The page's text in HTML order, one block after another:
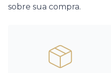
sobre sua compra.